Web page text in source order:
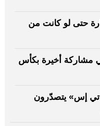
حتى لو كانت من
مشاركة أخيرة بكأس
تي إس» يتصدّرون